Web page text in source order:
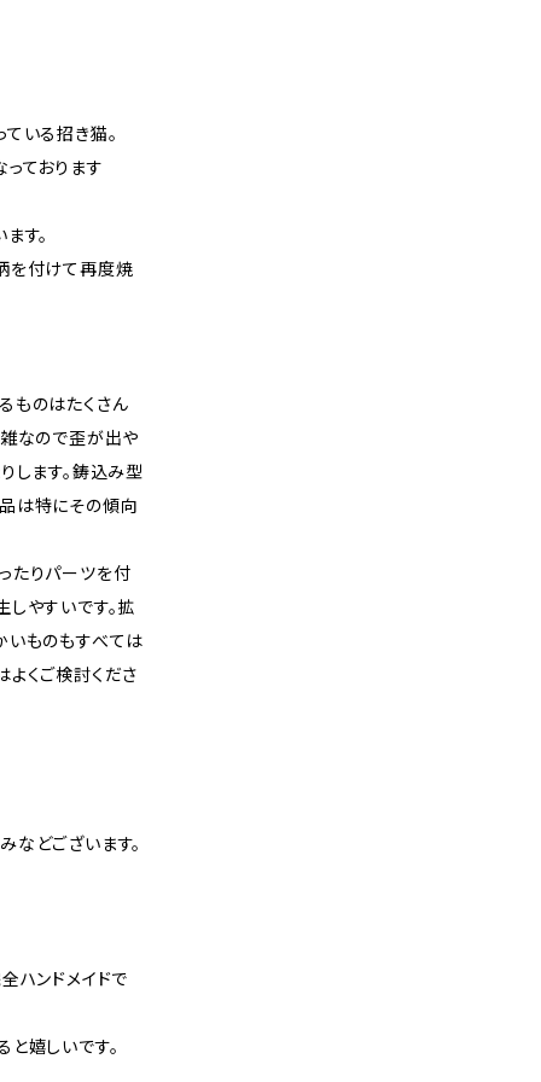
いる招き猫。
ております
す。
を付けて再度焼
ものはたくさん
なので歪が出や
します。鋳込み型
は特にその傾向
たりパーツを付
やすいです。拡
いものもすべては
くご検討くださ
どございます。
ハンドメイドで
嬉しいです。